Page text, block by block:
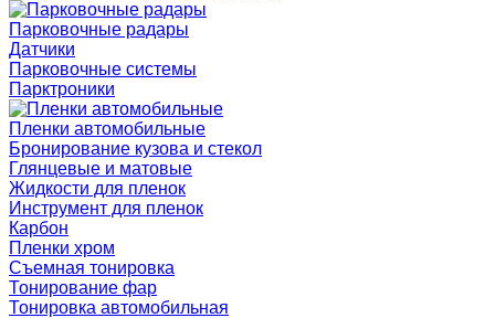
Парковочные радары
Датчики
Парковочные системы
Парктроники
Пленки автомобильные
Бронирование кузова и стекол
Глянцевые и матовые
Жидкости для пленок
Инструмент для пленок
Карбон
Пленки хром
Съемная тонировка
Тонирование фар
Тонировка автомобильная